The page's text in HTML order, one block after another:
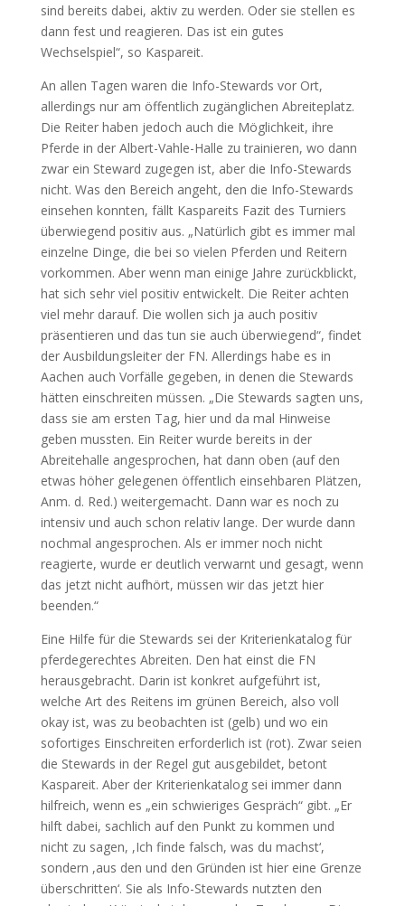
sind bereits dabei, aktiv zu werden. Oder sie stellen es
dann fest und reagieren. Das ist ein gutes
Wechselspiel“, so Kaspareit.
An allen Tagen waren die Info-Stewards vor Ort,
allerdings nur am öffentlich zugänglichen Abreiteplatz.
Die Reiter haben jedoch auch die Möglichkeit, ihre
Pferde in der Albert-Vahle-Halle zu trainieren, wo dann
zwar ein Steward zugegen ist, aber die Info-Stewards
nicht. Was den Bereich angeht, den die Info-Stewards
einsehen konnten, fällt Kaspareits Fazit des Turniers
überwiegend positiv aus. „Natürlich gibt es immer mal
einzelne Dinge, die bei so vielen Pferden und Reitern
vorkommen. Aber wenn man einige Jahre zurückblickt,
hat sich sehr viel positiv entwickelt. Die Reiter achten
viel mehr darauf. Die wollen sich ja auch positiv
präsentieren und das tun sie auch überwiegend“, findet
der Ausbildungsleiter der FN. Allerdings habe es in
Aachen auch Vorfälle gegeben, in denen die Stewards
hätten einschreiten müssen. „Die Stewards sagten uns,
dass sie am ersten Tag, hier und da mal Hinweise
geben mussten. Ein Reiter wurde bereits in der
Abreitehalle angesprochen, hat dann oben (auf den
etwas höher gelegenen öffentlich einsehbaren Plätzen,
Anm. d. Red.) weitergemacht. Dann war es noch zu
intensiv und auch schon relativ lange. Der wurde dann
nochmal angesprochen. Als er immer noch nicht
reagierte, wurde er deutlich verwarnt und gesagt, wenn
das jetzt nicht aufhört, müssen wir das jetzt hier
beenden.“
Eine Hilfe für die Stewards sei der Kriterienkatalog für
pferdegerechtes Abreiten. Den hat einst die FN
herausgebracht. Darin ist konkret aufgeführt ist,
welche Art des Reitens im grünen Bereich, also voll
okay ist, was zu beobachten ist (gelb) und wo ein
sofortiges Einschreiten erforderlich ist (rot). Zwar seien
die Stewards in der Regel gut ausgebildet, betont
Kaspareit. Aber der Kriterienkatalog sei immer dann
hilfreich, wenn es „ein schwieriges Gespräch“ gibt. „Er
hilft dabei, sachlich auf den Punkt zu kommen und
nicht zu sagen, ,Ich finde falsch, was du machst‘,
sondern ,aus den und den Gründen ist hier eine Grenze
überschritten‘. Sie als Info-Stewards nutzten den